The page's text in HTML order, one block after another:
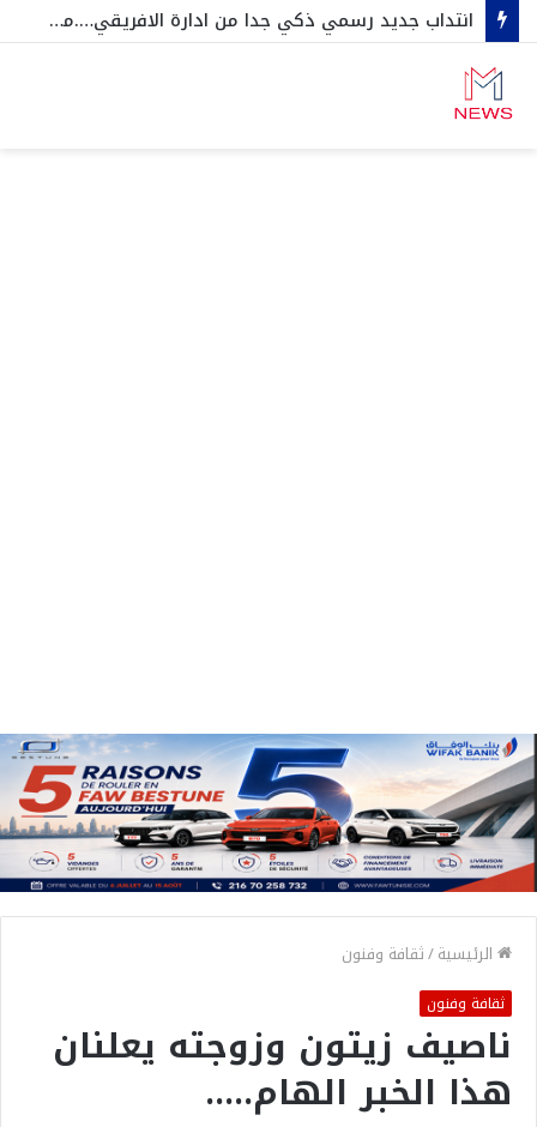
انتداب جديد رسمي ذكي جدا من ادارة الافريقي….مفاجآت آخر لحظة …وحفل فني ضخم على مسرح قرطاج في هذا الموعد …
الرئيسية/ثقافة وفنون
ثقافة وفنون
ناصيف زيتون وزوجته يعلنان
هذا الخبر الهام…..